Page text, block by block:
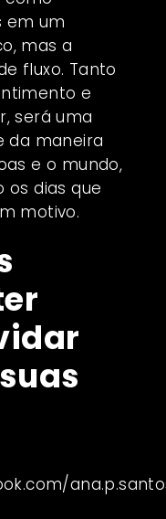
em um
mas a
fluxo. Tanto
e
será uma
da maneira
e o mundo,
os dias que
motivo.